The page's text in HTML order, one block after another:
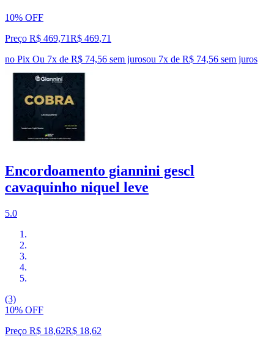
10% OFF
Preço R$ 469,71R$ 469,71
no Pix Ou 7x de R$ 74,56 sem jurosou 7x de R$ 74,56 sem juros
Encordoamento giannini gescl
cavaquinho niquel leve
5.0
(3)
10% OFF
Preço R$ 18,62R$ 18,62